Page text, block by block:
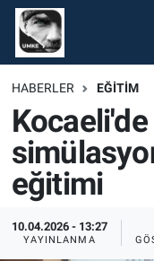
HABERLER EĞITIM
eğitimi
10.04.2026 - 13:27
YAYINLANMA
Gündem
Ekonomi
Spor
Tüm Haberler
Nöbetçi
Hava Durumu
Namaz
Süper Lig